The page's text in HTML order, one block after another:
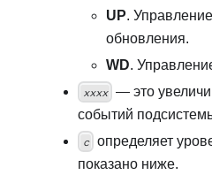
UP.
обновления.
WD.
xxxx — это
событий
c определяет
показано ниже.